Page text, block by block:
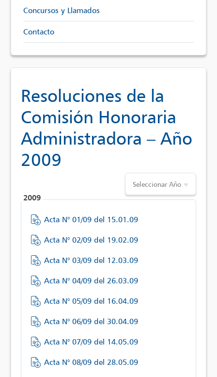
Concursos y Llamados
Contacto
Resoluciones de la
Comisión Honoraria
Administradora – Año
2009
2009
Acta N° 01/09 del 15.01.09
Acta N° 02/09 del 19.02.09
Acta N° 03/09 del 12.03.09
Acta N° 04/09 del 26.03.09
Acta N° 05/09 del 16.04.09
Acta N° 06/09 del 30.04.09
Acta N° 07/09 del 14.05.09
Acta N° 08/09 del 28.05.09
Seleccionar Año